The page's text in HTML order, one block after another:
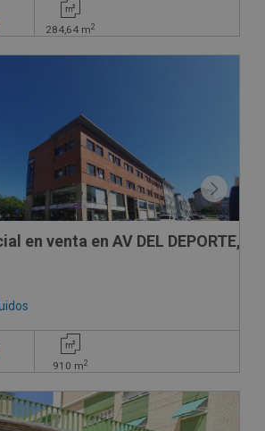
284,64 m2
en venta en AV DEL DEPORTE, 9
910 m2